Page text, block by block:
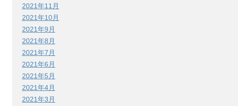
2021年11月
2021年10月
2021年9月
2021年8月
2021年7月
2021年6月
2021年5月
2021年4月
2021年3月